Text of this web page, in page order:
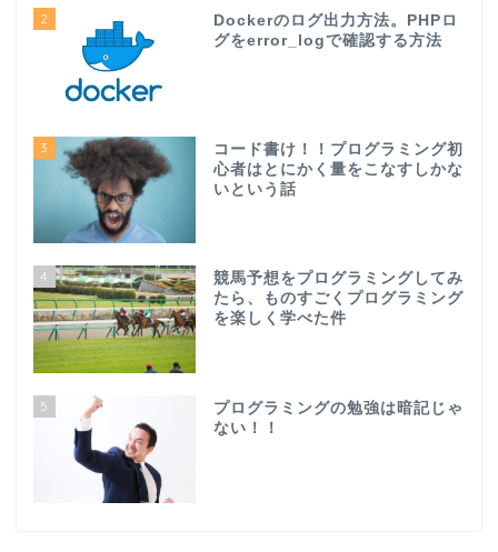
2
Dockerのログ出力方法。PHPロ
グをerror_logで確認する方法
3
コード書け！！プログラミング初
心者はとにかく量をこなすしかな
いという話
4
競馬予想をプログラミングしてみ
たら、ものすごくプログラミング
を楽しく学べた件
5
プログラミングの勉強は暗記じゃ
ない！！